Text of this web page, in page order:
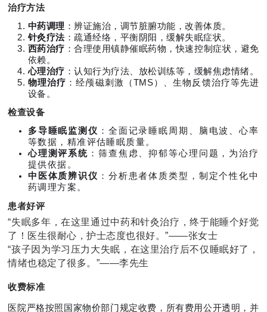
治疗方法
中药调理 ：辨证施治，调节脏腑功能，改善体质。
针灸疗法 ：疏通经络，平衡阴阳，缓解失眠症状。
西药治疗 ：合理使用镇静催眠药物，快速控制症状，避免
依赖。
心理治疗 ：认知行为疗法、放松训练等，缓解焦虑情绪。
物理治疗 ：经颅磁刺激（TMS）、生物反馈治疗等先进
设备。
检查设备
多导睡眠监测仪 ：全面记录睡眠周期、脑电波、心率
等数据，精准评估睡眠质量。
心理测评系统 ：筛查焦虑、抑郁等心理问题，为治疗
提供依据。
中医体质辨识仪 ：分析患者体质类型，制定个性化中
药调理方案。
患者好评
“失眠多年，在这里通过中药和针灸治疗，终于能睡个好觉
了！医生很耐心，护士态度也很好。”——张女士
“孩子因为学习压力大失眠，在这里治疗后不仅睡眠好了，
情绪也稳定了很多。”——李先生
收费标准
医院严格按照国家物价部门规定收费，所有费用公开透明，并